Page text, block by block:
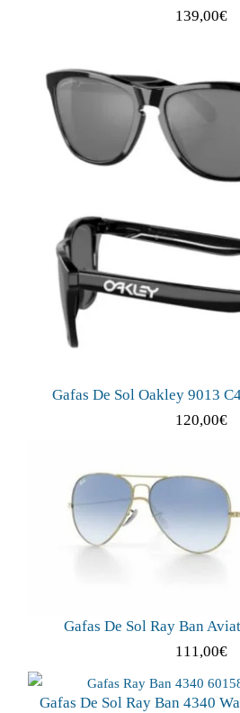
139,00€
Gafas De Sol Oakley 9013
120,00€
Gafas De Sol Ray Ban
111,00€
Gafas De Sol Ray Ban 4340